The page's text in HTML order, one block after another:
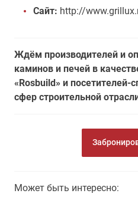
Сайт: http://
Ждём производителей и
каминов и печей в
«Rosbuild» и посетителей-
сфер строительной
Может быть интересно: